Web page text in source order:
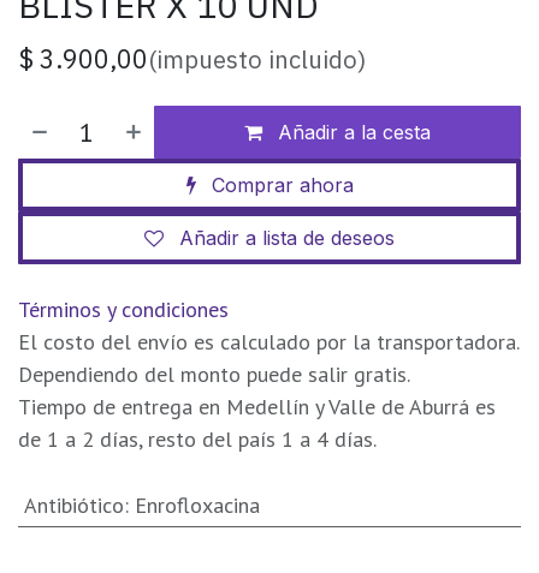
$ 3.900,00(impuesto incluido)
Añadir a la cesta
Comprar ahora
Añadir a lista de deseos
Términos y condiciones
El costo del envío es calculado por la transportadora.
Dependiendo del monto puede salir gratis.
Tiempo de entrega en Medellín y Valle de Aburrá es
de 1 a 2 días, resto del país 1 a 4 días.
Antibiótico: Enrofloxacina